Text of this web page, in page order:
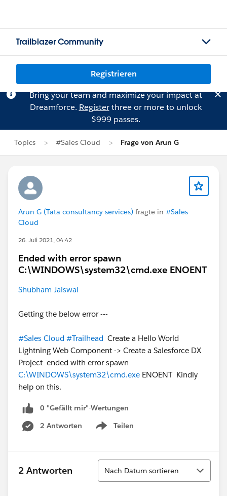
Trailblazer Community
Registrieren
Bring your team and maximize your impact at
Dreamforce. Registerthree or more to unlock
$999 passes.
Topics #Sales Cloud Frage von Arun G
Arun G (Tata consultancy services) fragte in #Sales
Cloud
26. Juli 2021, 04:42
Ended with error spawn
C:\WINDOWS\system32\cmd.exe ENOENT
Shubham Jaiswal
Getting the below error ---
#Sales Cloud #Trailhead Create a Hello World
Lightning Web Component -> Create a Salesforce DX
Project ended with error spawn
C:\WINDOWS\system32\cmd.exe ENOENT Kindly
help on this.
0 "Gefällt mir"-Wertungen
2 Antworten
Teilen
Show menu
2 Antworten
Sortieren
Nach Datum sortieren